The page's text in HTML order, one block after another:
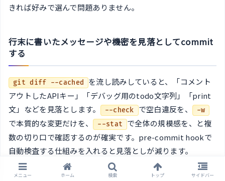
きれば好みで選んで問題ありません。
行末に書いたメッセージや機密を見落としてcommit
する
git diff --cached
を流し読みしていると、「コメント
アウトしたAPIキー」「デバッグ用のtodo文字列」「print
文」などを見落とします。
--check で空白違反を、 -w
で本質的な変更だけを、 --stat
で全体の規模感を、と複
数の切り口で確認するのが確実です。pre-commit hookで
自動検査する仕組みを入れると見落としが減ります。
メニュー ホーム 検索 トップ サイドバー